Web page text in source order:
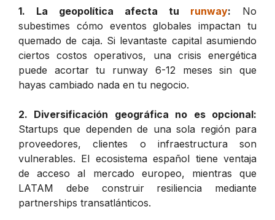
1. La geopolítica afecta tu runway: No
subestimes cómo eventos globales impactan tu
quemado de caja. Si levantaste capital asumiendo
ciertos costos operativos, una crisis energética
puede acortar tu runway 6-12 meses sin que
hayas cambiado nada en tu negocio.
2. Diversificación geográfica no es opcional:
Startups que dependen de una sola región para
proveedores, clientes o infraestructura son
vulnerables. El ecosistema español tiene ventaja
de acceso al mercado europeo, mientras que
LATAM debe construir resiliencia mediante
partnerships transatlánticos.